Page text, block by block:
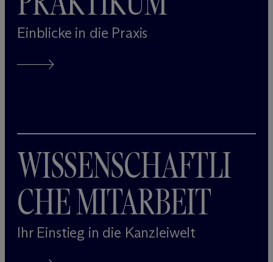
Einblicke in die Praxis
WISSENSCHAFTLI
CHE MITARBEIT
Ihr Einstieg in die Kanzleiwelt